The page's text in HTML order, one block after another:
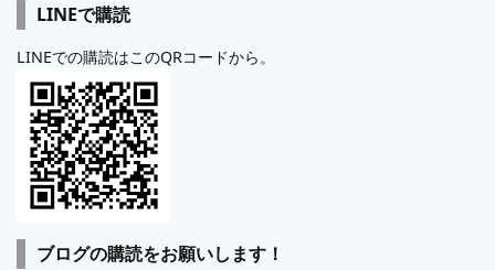
LINEで購読
LINEでの購読はこのQRコードから。
ブログの購読をお願いします！